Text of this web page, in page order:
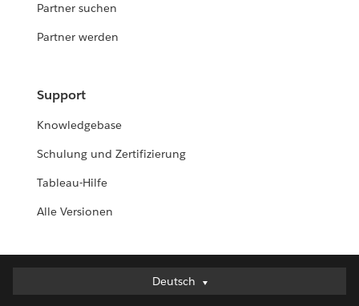
Partner suchen
Partner werden
Support
Knowledgebase
Schulung und Zertifizierung
Tableau-Hilfe
Alle Versionen
Deutsch
Deutsch